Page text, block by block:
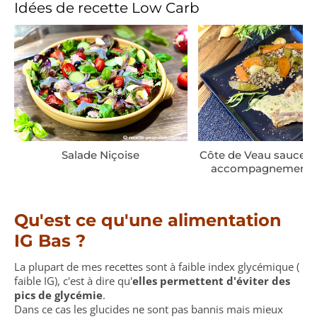
Idées de recette Low Carb
Salade Niçoise
Côte de Veau sauce
accompagnement
Qu'est ce qu'une alimentation
IG Bas ?
La plupart de mes recettes sont à faible index glycémique (
faible IG), c'est à dire qu'elles permettent d'éviter des
pics de glycémie.
Dans ce cas les glucides ne sont pas bannis mais mieux